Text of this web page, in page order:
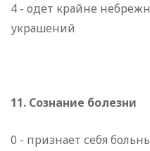
4 - одет крайне
украшений
11. Сознание болезни
0 - признает себя